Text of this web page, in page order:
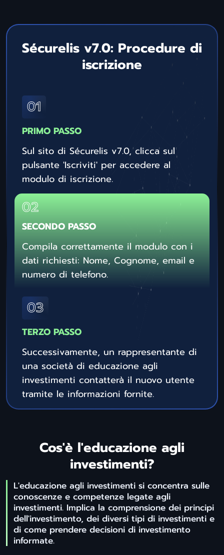
Sécurelis v7.0: Procedure di
iscrizione
PRIMO PASSO
Sul sito di Sécurelis v7.0, clicca sul
pulsante 'Iscriviti' per accedere al
modulo di iscrizione.
SECONDO PASSO
Compila correttamente il modulo con i
dati richiesti: Nome, Cognome, email e
numero di telefono.
TERZO PASSO
Successivamente, un rappresentante di
una società di educazione agli
investimenti contatterà il nuovo utente
tramite le informazioni fornite.
Cos'è l'educazione agli
investimenti?
L'educazione agli investimenti si concentra sulle
conoscenze e competenze legate agli
investimenti. Implica la comprensione dei principi
dell'investimento, dei diversi tipi di investimenti e
di come prendere decisioni di investimento
informate.